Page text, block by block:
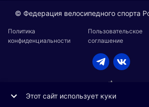
© Федерация велосипедного спорта
Политика
конфиденциальности
Пользовательское
соглашение
Этот сайт использует куки